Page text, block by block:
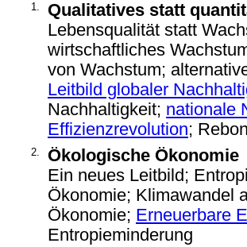
1.
Qualitatives statt
Lebensqualität statt
wirtschaftliches
von Wachstum;
Leitbild globaler
Nachhaltigkeit; nationale
Effizienzrevolution;
2.
Ökologische Ökonomie
Ein neues Leitbild;
Ökonomie; Klimawandel
Ökonomie; Erneuerbare
Entropieminderung